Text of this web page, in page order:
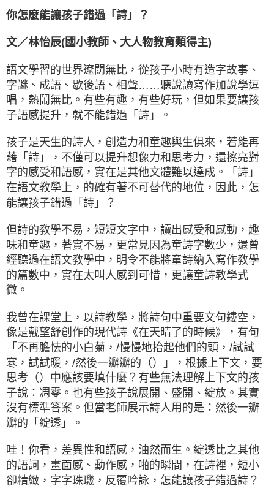
你怎麼能讓孩子錯過「詩」？
文／林怡辰(國小教師、大人物教育類得主)
語文學習的世界遼闊無比，從孩子小時有造字故事、
字謎、成語、歇後語、相聲……聽說讀寫作加說學逗
唱，熱鬧無比。有些有趣，有些好玩，但如果要讓孩
子語感提升，就不能錯過「詩」。
孩子是天生的詩人，創造力和童趣與生俱來，若能再
藉「詩」，不僅可以提升想像力和思考力，還擦亮對
字的感受和語感，實在是其他文體難以達成。「詩」
在語文教學上，的確有著不可替代的地位，因此，怎
能讓孩子錯過「詩」？
但詩的教學不易，短短文字中，讀出感受和感動，趣
味和童趣，著實不易，更常見因為童詩字數少，還曾
經聽過在語文教學中，明令不能將童詩納入寫作教學
的篇數中，實在太叫人感到可惜，更讓童詩教學式
微。
我曾在課堂上，以詩教學，將詩句中重要文句鏤空，
像是戴望舒創作的現代詩《在天晴了的時候》，有句
「不再膽怯的小白菊，/慢慢地抬起他們的頭，/試試
寒，試試暖，/然後一瓣瓣的（）」，根據上下文，要
思考（）中應該要填什麼？有些無法理解上下文的孩
子說：凋零。也有些孩子說展開、盛開、綻放。其實
沒有標準答案。但當老師展示詩人用的是：然後一瓣
瓣的「綻透」。
哇！你看，差異性和語感，油然而生。綻透比之其他
的語詞，畫面感、動作感，啪的瞬間，在詩裡，短小
卻精緻，字字珠璣，反覆吟詠，怎能讓孩子錯過詩？